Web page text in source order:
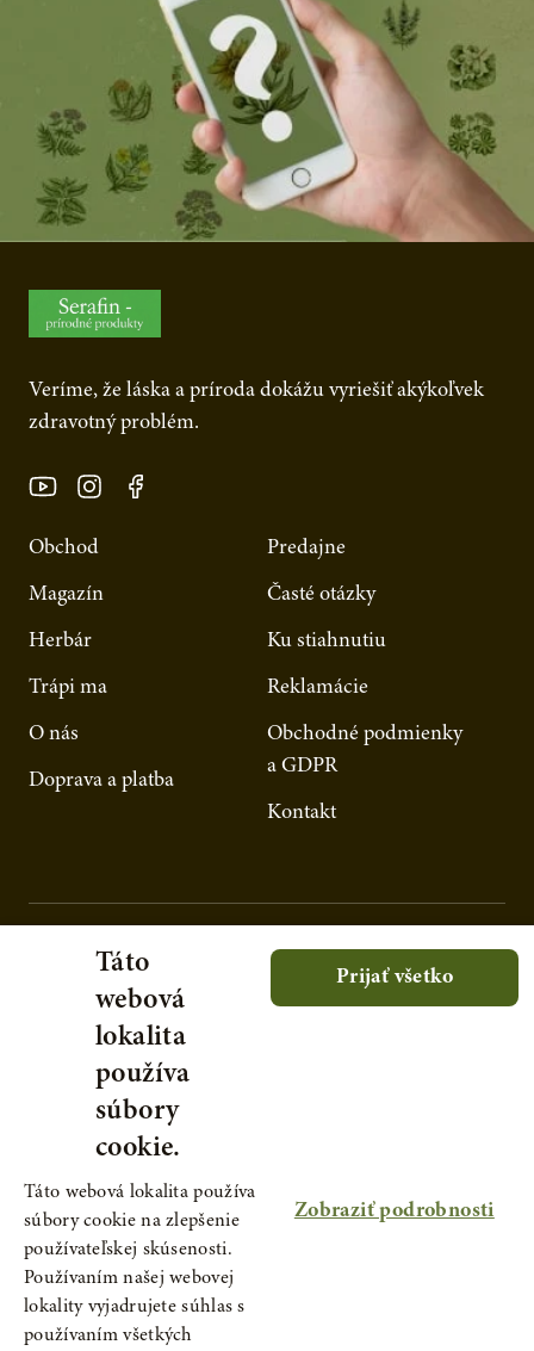
Veríme, že láska a príroda dokážu vyriešiť akýkoľvek
zdravotný problém.
Obchod
Magazín
Herbár
Trápi ma
O nás
Doprava a platba
Predajne
Časté otázky
Ku stiahnutiu
Reklamácie
Obchodné podmienky
a GDPR
Kontakt
© 2021 Serafin - prírodné produkty, s.r.o., IČ:
Táto
webová
lokalita
používa
súbory
cookie.
Táto webová lokalita používa
súbory cookie na zlepšenie
používateľskej skúsenosti.
Používaním našej webovej
lokality vyjadrujete súhlas s
používaním všetkých
Prijať všetko
Zobraziť podrobnosti